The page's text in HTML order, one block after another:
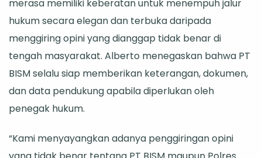
merasa memiliki keberatan untuk menempuh jalur
hukum secara elegan dan terbuka daripada
menggiring opini yang dianggap tidak benar di
tengah masyarakat. Alberto menegaskan bahwa PT
BISM selalu siap memberikan keterangan, dokumen,
dan data pendukung apabila diperlukan oleh
penegak hukum.
“Kami menyayangkan adanya penggiringan opini